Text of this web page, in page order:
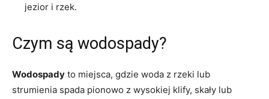
jezior i rzek.
Czym są wodospady?
Wodospady to miejsca, gdzie woda z rzeki lub
strumienia spada pionowo z wysokiej klify, skały lub